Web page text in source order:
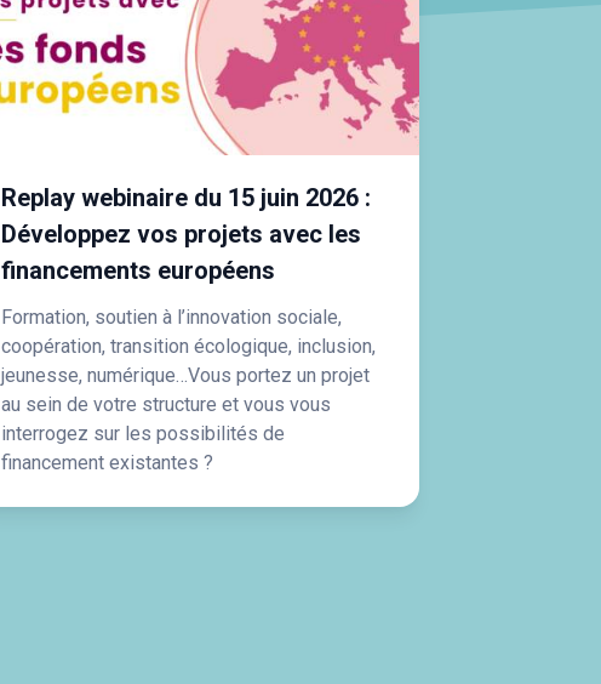
Replay webinaire du 15 juin 2026 :
Développez vos projets avec les
financements européens
Formation, soutien à l’innovation sociale,
coopération, transition écologique, inclusion,
jeunesse, numérique…Vous portez un projet
au sein de votre structure et vous vous
interrogez sur les possibilités de
financement existantes ?